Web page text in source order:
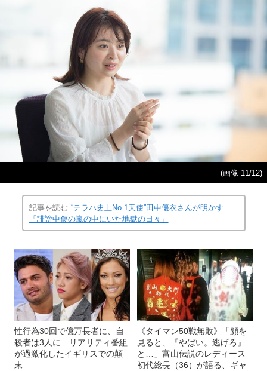
(画像 11/12)
記事を読む “テラハ史上No.1天使”田中優衣さんが明かす
「誹謗中傷の嵐の中にいた地獄の日々」
性行為30回で億万長者に、自
殺者は3人に リアリティ番組
が過激化したイギリスでの顛
末
《タイマン50戦無敗》「顔を
見ると、『やばい。逃げろ』
と…」富山伝説のレディース
初代総長（36）が語る、ギャ